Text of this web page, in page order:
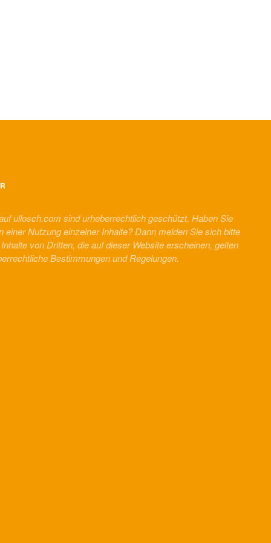
ullosch.com sind urheberrechtlich geschützt. Haben Sie
einer Nutzung einzelner Inhalte? Dann melden Sie sich bitte
von Dritten, die auf dieser Website erscheinen, gelten
Bestimmungen und Regelungen.